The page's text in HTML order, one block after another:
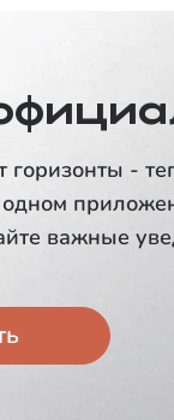
горизонты -
важные